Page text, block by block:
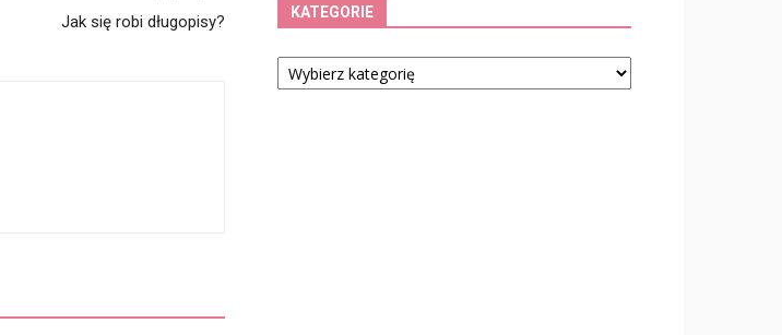
Jak się robi długopisy? KATEGORIE
Kategorie